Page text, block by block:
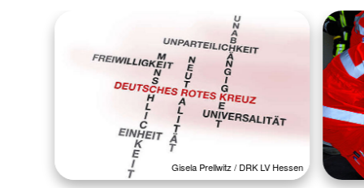
Gisela Prellwitz / DRK LV Hessen